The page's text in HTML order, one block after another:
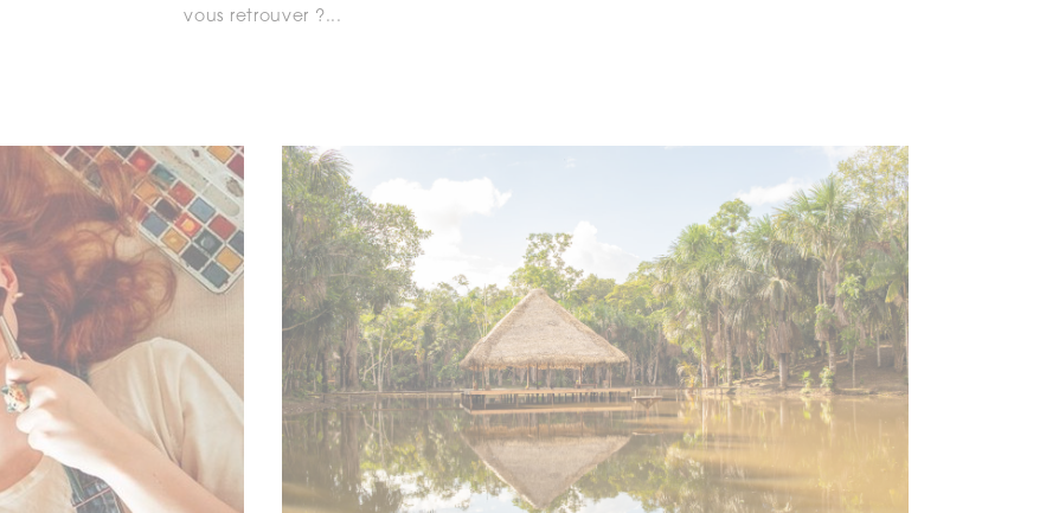
vous retrouver ?...